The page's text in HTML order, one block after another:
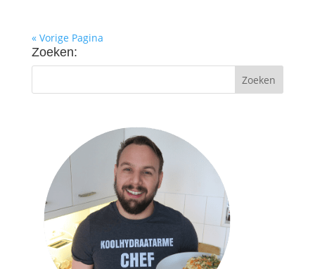
« Vorige Pagina
Zoeken: